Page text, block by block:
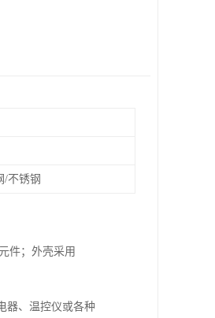
/不锈钢
件；外壳采用
器、温控仪或各种